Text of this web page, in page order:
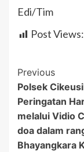
Edi/Tim
Post Views:
Post
Previous
Polsek
Peringatan
melalui Vidio
doa dalam
Bhayangkara